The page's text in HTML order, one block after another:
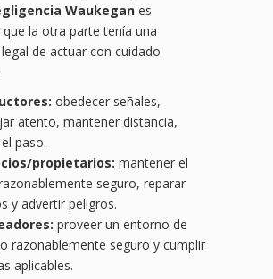
Waukegan es
la otra parte tenía una
de actuar con cuidado
obedecer señales,
atento, mantener distancia,
paso.
propietarios: mantener el
seguro, reparar
y advertir peligros.
proveer un entorno de
razonablemente seguro y cumplir
aplicables.